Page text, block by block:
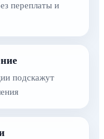
переплаты и
подскажут